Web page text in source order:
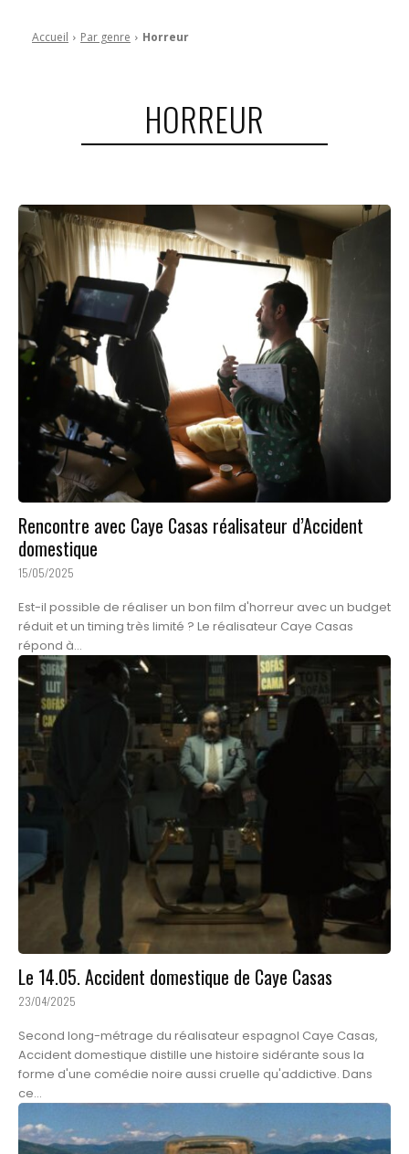
Accueil Par genre Horreur
HORREUR
Rencontre avec Caye Casas réalisateur d’Accident
domestique
15/05/2025
Est-il possible de réaliser un bon film d'horreur avec un budget
réduit et un timing très limité ? Le réalisateur Caye Casas
répond à...
Le 14.05. Accident domestique de Caye Casas
23/04/2025
Second long-métrage du réalisateur espagnol Caye Casas,
Accident domestique distille une histoire sidérante sous la
forme d'une comédie noire aussi cruelle qu'addictive. Dans
ce...